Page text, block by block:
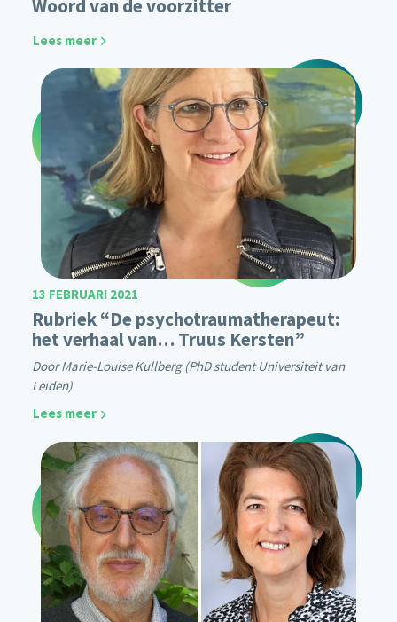
Woord van de voorzitter
Lees meer
13 FEBRUARI 2021
Rubriek “De psychotraumatherapeut:
het verhaal van… Truus Kersten”
Door Marie-Louise Kullberg (PhD student Universiteit van
Leiden)
Lees meer